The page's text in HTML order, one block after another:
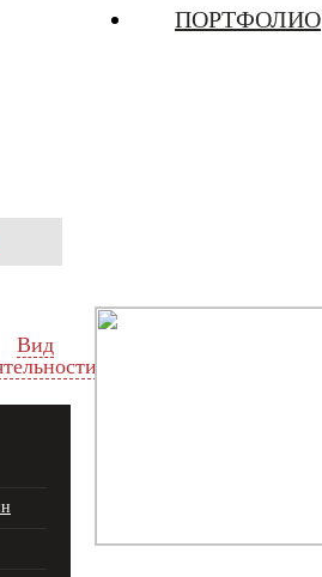
ПОРТФОЛИО
Вид